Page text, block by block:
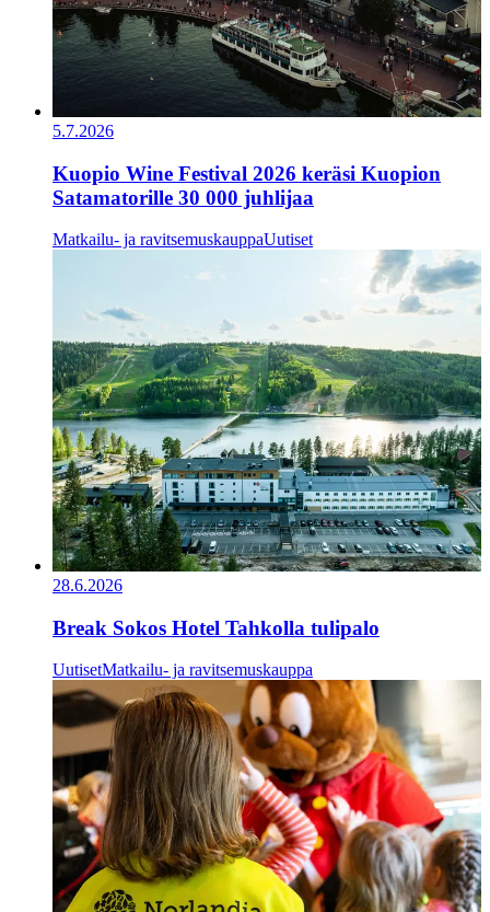
5.7.2026
Kuopio Wine Festival 2026 keräsi Kuopion
Satamatorille 30 000 juhlijaa
Matkailu- ja ravitsemuskauppaUutiset
28.6.2026
Break Sokos Hotel Tahkolla tulipalo
UutisetMatkailu- ja ravitsemuskauppa